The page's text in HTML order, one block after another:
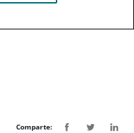
de
Comparte: